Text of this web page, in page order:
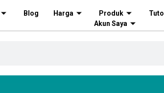
Blog Harga Produk
Akun Saya